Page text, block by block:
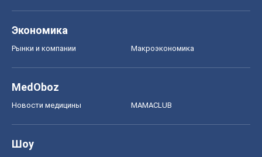
Экономика
Рынки и компании Mакроэкономика
MedOboz
Новости медицины MAMACLUB
Шоу